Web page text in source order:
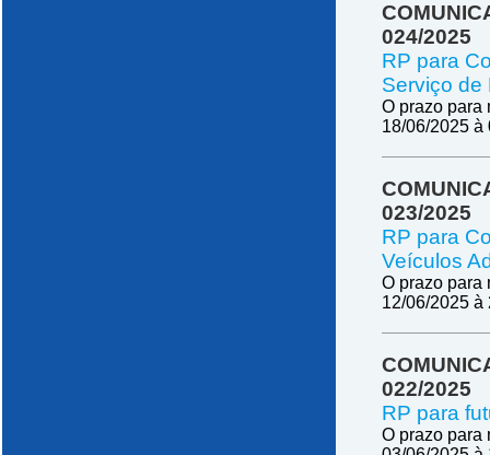
024/2025
RP para
Serviço de
O prazo para
18/06/2025 à
023/2025
RP para
Veículos
O prazo para
12/06/2025 à
022/2025
RP para
O prazo para